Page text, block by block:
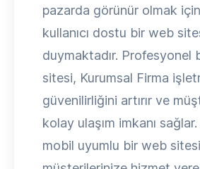
pazarda görünür olmak
kullanıcı dostu bir web
duymaktadır. Profesyonel
sitesi, Kurumsal Firma
güvenilirliğini artırır ve
kolay ulaşım imkanı sağlar.
mobil uyumlu bir web